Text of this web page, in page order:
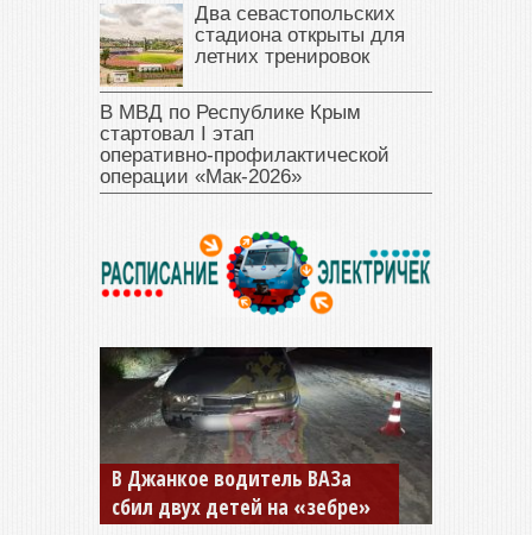
Два севастопольских
стадиона открыты для
летних тренировок
В МВД по Республике Крым
стартовал I этап
оперативно‑профилактической
операции «Мак‑2026»
В Джанкое водитель ВАЗа
сбил двух детей на «зебре»